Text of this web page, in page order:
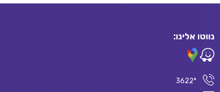
נווטו אלינו:
*3622